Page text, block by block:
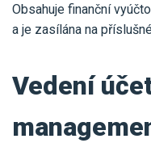
Obsahuje finanční
a je zasílána na
Vedení